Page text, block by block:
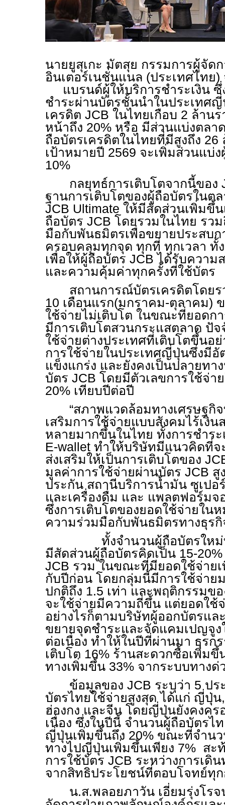
นายยูสุเกะ มัตสุย กรรมการผู้จัด
อินเตอร์เนชั่นแนล (ประเทศไทย)
แบรนด์ผู้ให้บริการชำระเงิน ซึ่
ชำระผ่านบัตรชั้นนำในประเทศ
เครดิต JCB ในไทยเกือบ 2 ล้าน
หน้าถึง 20% หรือ มีส่วนแบ่งตลา
ถือบัตรเครดิตในไทยที่มีสูงถึง
เป้าหมายปี 2569 จะเพิ่มส่วนแบ่
10%
กลยุทธ์การเติบโตจากนี้ของ
ฐานการเติบโตของผู้ถือบัตรในต
JCB Ultimate ให้มีสัดส่วนเพิ่มขึ้
ถือบัตร JCB โดยรวมในไทย รว
มือกับพันธมิตรเพื่อขยายประสบก
ครอบคลุมทุกจุด ทุกที่ ทุกเวลา ทั้
เพื่อให้ผู้ถือบัตร JCBได้รับความ
และความคุ้มค่าทุกครั้งที่ใช้บัตร
สถานการณ์บัตรเครดิตโดยร
10 เดือนแรก(มกราคม-ตุลาคม)
ใช้จ่ายไม่เติบโต ในขณะที่ยอดก
มีการเติบโตสวนกระแสตลาด ปั
ใช้จ่ายต่างประเทศที่เติบโตขึ้นอย่
การใช้จ่ายในประเทศญี่ปุ่นซึ่งมีอั
แข็งแกร่ง และยังคงเป็นปลายทา
บัตร JCB โดยมีตัวเลขการใช้จ่า
20% เทียบปีต่อปี
“สภาพแวดล้อมทางเศรษฐกิ
เสริมการใช้จ่ายแบบสังคมไร้เงิน
หลายมากขึ้นในไทย ทั้งการชำร
E-wallet ทำให้บริษัทมีแนวคิดที่จ
ส่งเสริมให้เป็นการเติบโตของ
มูลค่าการใช้จ่ายผ่านบัตร JCB สู
ประกัน สถานีบริการน้ำมัน ซูเปอ
และเครื่องดื่ม และ แพลตฟอร์มจ
ซึ่งการเติบโตของยอดใช้จ่ายใน
ความร่วมมือกับพันธมิตรทางธุรกิ
ทั้งจำนวนผู้ถือบัตรใหม่ที่เ
มีสัดส่วนผู้ถือบัตรคิดเป็น 15-
JCB รวม ในขณะที่มียอดใช้จ่าย
กับปีก่อน โดยกลุ่มนี้มีการใช้จ่าย
ปกติถึง 1.5 เท่า และพฤติกรรมข
จะใช้จ่ายมีความถี่ขึ้น แต่ยอดใช้
อย่างไรก็ตามบริษัทผู้ออกบัตรแล
ขยายจุดชำระและจัดแคมเปญจูง
ต่อเนื่อง ทำให้ในปีที่ผ่านมา ธุรก
เติบโต 16% ร้านสะดวกซื้อเพิ่ม
ทางเพิ่มขึ้น 33% จากระบบทาง
ข้อมูลของ JCB ระบุว่า 5 ป
บัตรไทยใช้จ่ายสูงสุด ได้แก่ ญี่ปุ่น
ฮ่องกง และจีน โดยญี่ปุ่นยังคงคร
เนื่อง ซึ่งในปีนี้ จำนวนผู้ถือบัตรไ
ญี่ปุ่นเพิ่มขึ้นถึง 20% ขณะที่จำนว
ทางไปญี่ปุ่นเพิ่มขึ้นเพียง 7% สะ
การใช้บัตร JCB ระหว่างการเดิ
จากสิทธิประโยชน์ที่ตอบโจทย์ทุก
น.ส.พลอยภาวัน เอี่ยมรุ่งโร